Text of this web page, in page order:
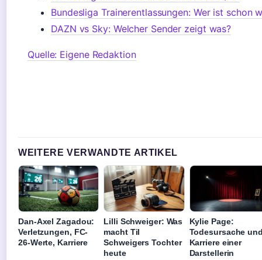
Bundesliga Trainerentlassungen: Wer ist schon
DAZN vs Sky: Welcher Sender zeigt was?
Quelle: Eigene Redaktion
WEITERE VERWANDTE ARTIKEL
Dan-Axel Zagadou:
Verletzungen, FC-
26-Werte, Karriere
Lilli Schweiger: Was
macht Til
Schweigers Tochter
heute
Kylie Page:
Todesursache
Karriere einer
Darstellerin